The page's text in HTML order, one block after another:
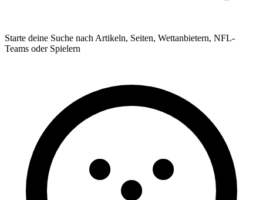
Starte deine Suche nach Artikeln, Seiten, Wettanbietern, NFL-
Teams oder Spielern